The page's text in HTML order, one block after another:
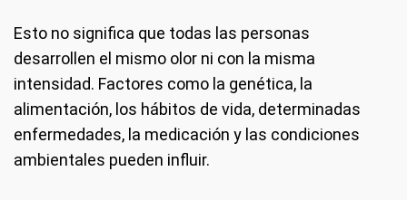
Esto no significa que todas las personas
desarrollen el mismo olor ni con la misma
intensidad. Factores como la genética, la
alimentación, los hábitos de vida, determinadas
enfermedades, la medicación y las condiciones
ambientales pueden influir.